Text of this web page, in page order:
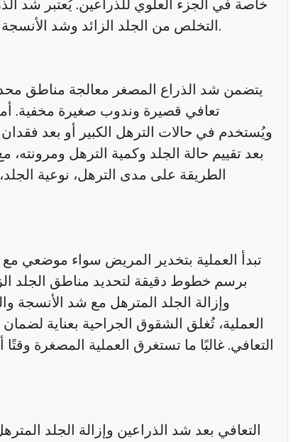
خاصة في الجزء العلوي للذراعين. يُعتبر شد
التخلص من الجلد الزائد وشد الأنسجة لإعادة شكل طبيعي ومشدود للذراعين، ما يمنح الجسم تناسقًا أكبر.
يتضمن شد الذراع المصغر معالجة مناطق
تعافي قصيرة وندوب صغيرة مخفية.
ويُستخدم في حالات الترهل الكبير أو بعد
بعد تقييم حالة الجلد وكمية الترهل
الطريقة على مدى الترهل، نوعية
تبدأ العملية بتخدير المريض سواء موضعي
برسم خطوط دقيقة لتحديد مناطق الجلد
وإزالة الجلد المترهل مع شد الأنسجة
العملية، تُغلق الشقوق الجراحية بعناية
التعافي. غالبًا ما تستغرق العملية المصغرة
التعافي بعد شد الذراعين وإزالة الجلد